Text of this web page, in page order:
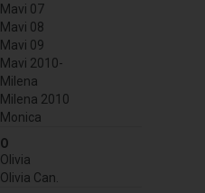
Mavi 07
Mavi 08
Mavi 09
Mavi 2010-
Milena
Milena 2010
Monica
O
Olivia
Olivia Can.